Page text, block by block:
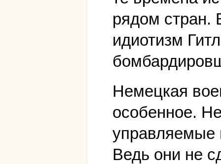
рядом стран.
идиотизм
Немецкая
особенное.
управляемые
Ведь они не